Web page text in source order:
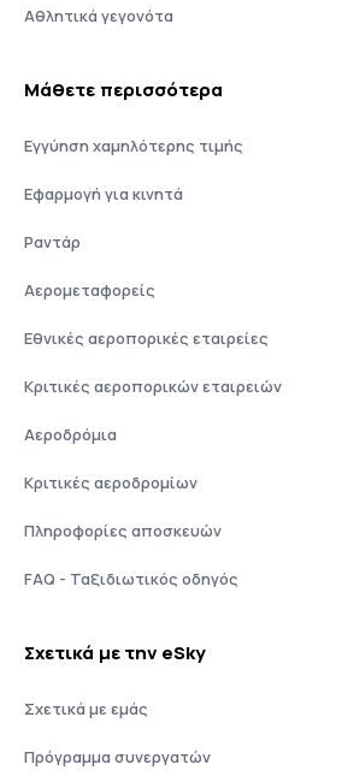
Αθλητικά γεγονότα
Μάθετε περισσότερα
Εγγύηση χαμηλότερης τιμής
Εφαρμογή για κινητά
Ραντάρ
Αερομεταφορείς
Εθνικές αεροπορικές εταιρείες
Κριτικές αεροπορικών εταιρειών
Αεροδρόμια
Κριτικές αεροδρομίων
Πληροφορίες αποσκευών
FAQ - Ταξιδιωτικός οδηγός
Σχετικά με την eSky
Σχετικά με εμάς
Πρόγραμμα συνεργατών